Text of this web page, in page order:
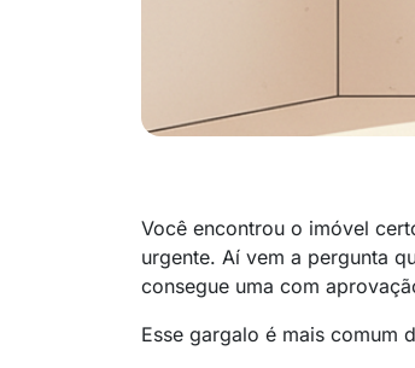
Você encontrou o imóvel
urgente. Aí vem a pergunta
consegue uma com
Esse gargalo é mais comum